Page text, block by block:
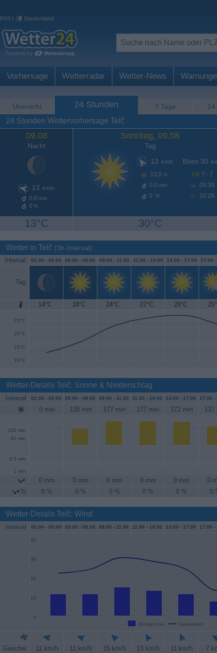
RSS | Deutschland
Vorhersage Wetterradar Wetter-News
Übersicht 24 Stunden 7 Tage 14
24 Stunden Wettervorhersage Telč
09.08
Nacht
13 km/h
0.0 mm
0 %
13°C
Sonntag, 09.08
Tag
13
km/h
13,0 h
0.0 mm
0 %
Böen 30
UV 7 - 7
05:39
20:28
30°C
Wetter in Telč (3h-Interval)
Interval 02:00 - 05:00 05:00 - 08:00 08:00 - 11:00 11:00 - 14:00 14:00 - 17:00 17:00
Tag
14°C 18°C 24°C 27°C 28°C
10°C
15°C
20°C
25°C
30°C
Wetter-Details Telč: Sonne & Niederschlag
Interval 02:00 - 05:00 05:00 - 08:00 08:00 - 11:00 11:00 - 14:00 14:00 - 17:00 17:00 -
0 min 120 min 177 min 177 min 172 min 137
60 min
120 min
0.5 mm
1 mm
0 mm 0 mm 0 mm 0 mm 0 mm
0
%
0 % 0 % 0 % 0 % 0 % 0
Wetter-Details Telč: Wind
Interval 02:00 - 05:00 05:00 - 08:00 08:00 - 11:00 11:00 - 14:00 14:00 - 17:00 17:00 -
Windgeschw. Spitzenböen
0
10
20
30
40
Geschw. 11 km/h 11 km/h 15 km/h 13 km/h 11 km/h
7